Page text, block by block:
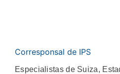
Corresponsal de IPS
Especialistas de Suiza,